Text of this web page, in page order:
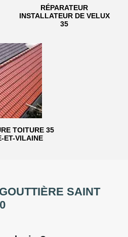
RÉPARATEUR
INSTALLATEUR DE VELUX
35
TOITURE 35
ET-VILAINE
SAINT